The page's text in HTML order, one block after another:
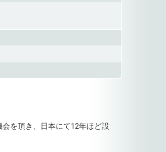
を頂き、日本にて12年ほど設